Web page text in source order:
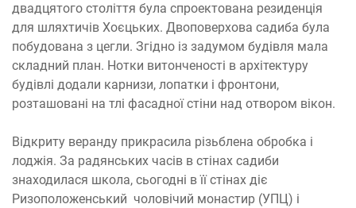
двадцятого століття була спроектована резиденція
для шляхтичів Хоєцьких. Двоповерхова садиба була
побудована з цегли. Згідно із задумом будівля мала
складний план. Нотки витонченості в архітектуру
будівлі додали карнизи, лопатки і фронтони,
розташовані на тлі фасадної стіни над отвором вікон.
Відкриту веранду прикрасила різьблена обробка і
лоджія. За радянських часів в стінах садиби
знаходилася школа, сьогодні в її стінах діє
Ризоположенський чоловічий монастир (УПЦ) і